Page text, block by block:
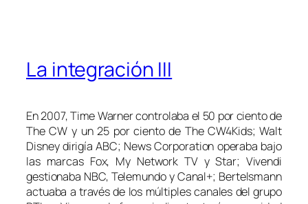
La integración III
En 2007, Time Warner controlaba el 50 por ciento de
The CW y un 25 por ciento de The CW4Kids; Walt
Disney dirigía ABC; News Corporation operaba bajo
las marcas Fox, My Network TV y Star; Vivendi
gestionaba NBC, Telemundo y Canal+; Bertelsmann
actuaba a través de los múltiples canales del grupo